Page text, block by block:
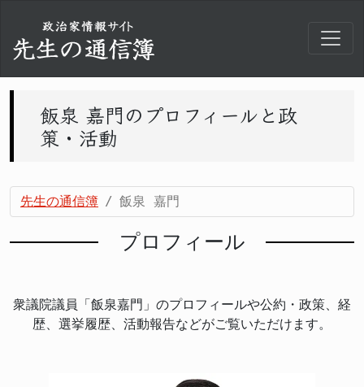
飯泉 嘉門のプロフィールと政
策・活動
先生の通信簿 飯泉 嘉門
プロフィール
衆議院議員「飯泉嘉門」のプロフィールや公約・政策、経
歴、選挙履歴、活動報告などがご覧いただけます。